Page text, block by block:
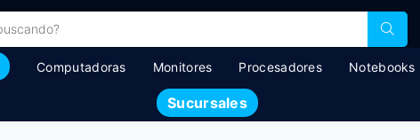
Computadoras Monitores Procesadores Notebooks
Sucursales